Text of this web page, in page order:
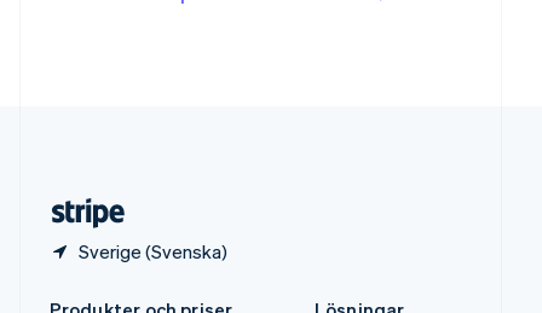
Sverige (Svenska)